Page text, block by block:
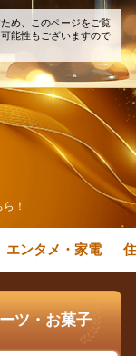
め、このページをご覧
能性もございますので
！
エンタメ・家電
ツ・お菓子